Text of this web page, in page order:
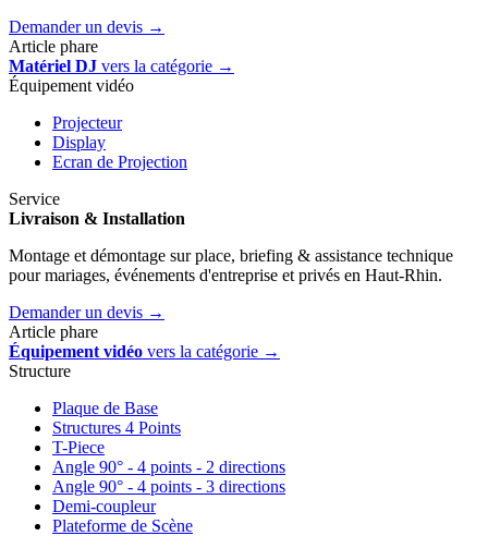
Demander un devis →
Article phare
Matériel DJ vers la catégorie →
Équipement vidéo
Projecteur
Display
Ecran de Projection
Service
Livraison & Installation
Montage et démontage sur place, briefing & assistance technique
pour mariages, événements d'entreprise et privés en Haut-Rhin.
Demander un devis →
Article phare
Équipement vidéo vers la catégorie →
Structure
Plaque de Base
Structures 4 Points
T-Piece
Angle 90° - 4 points - 2 directions
Angle 90° - 4 points - 3 directions
Demi-coupleur
Plateforme de Scène